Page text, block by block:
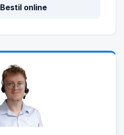
Bestil online